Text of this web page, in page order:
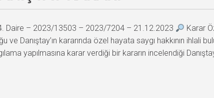
Daire – 2023/13503 – 2023/7204 – 21.12.2023
Karar
ve Danıştay’ın kararında özel hayata saygı hakkının
yapılmasına karar verdiği bir kararın incelendiği